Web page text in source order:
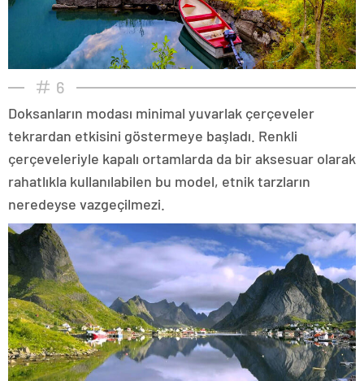
6
Doksanların modası minimal yuvarlak çerçeveler
tekrardan etkisini göstermeye başladı. Renkli
çerçeveleriyle kapalı ortamlarda da bir aksesuar olarak
rahatlıkla kullanılabilen bu model, etnik tarzların
neredeyse vazgeçilmezi.